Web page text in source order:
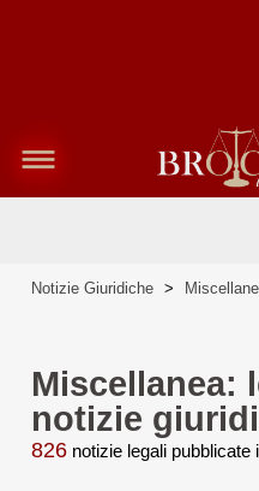
Notizie Giuridiche >
Miscellanea:
notizie
826 notizie legali